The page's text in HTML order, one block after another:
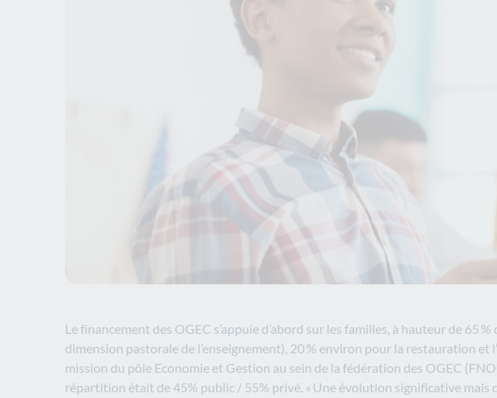
Le financement des OGEC s’appuie d’abord sur les familles, à hauteur de 65
dimension pastorale de l’enseignement), 20 % environ pour la restauration
mission du pôle Economie et Gestion au sein de la fédération des OGEC
répartition était de 45% public / 55% privé. « Une évolution significative mais